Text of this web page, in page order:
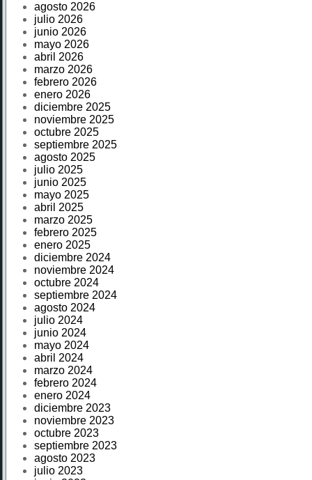
agosto 2026
julio 2026
junio 2026
mayo 2026
abril 2026
marzo 2026
febrero 2026
enero 2026
diciembre 2025
noviembre 2025
octubre 2025
septiembre 2025
agosto 2025
julio 2025
junio 2025
mayo 2025
abril 2025
marzo 2025
febrero 2025
enero 2025
diciembre 2024
noviembre 2024
octubre 2024
septiembre 2024
agosto 2024
julio 2024
junio 2024
mayo 2024
abril 2024
marzo 2024
febrero 2024
enero 2024
diciembre 2023
noviembre 2023
octubre 2023
septiembre 2023
agosto 2023
julio 2023